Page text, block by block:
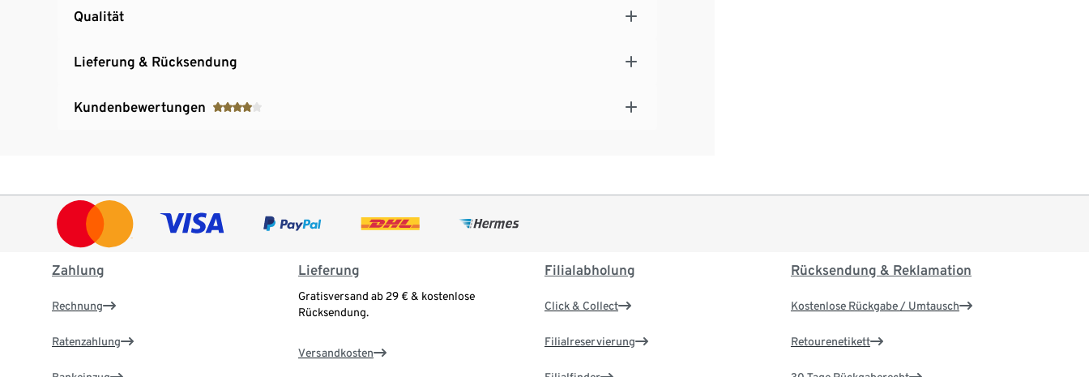
Qualität
Lieferung & Rücksendung
Kundenbewertungen
Zahlung
Rechnung
Ratenzahlung
Lieferung
Gratisversand ab 29 € & kostenlose
Rücksendung.
Versandkosten
Filialabholung
Click & Collect
Filialreservierung
Rücksendung & Reklamation
Kostenlose Rückgabe / Umtausch
Retourenetikett